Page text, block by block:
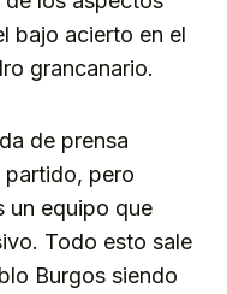
bajo acierto en el
grancanario.
de prensa
partido, pero
un equipo que
Todo esto sale
Burgos siendo